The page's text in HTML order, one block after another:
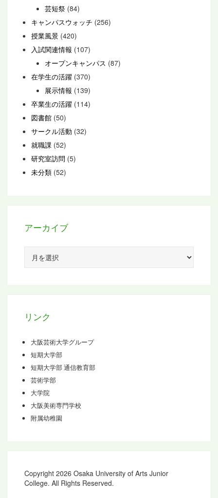
芸短祭 (84)
キャンパスウォッチ (256)
授業風景 (420)
入試関連情報 (107)
オープンキャンパス (87)
在学生の活躍 (370)
展示情報 (139)
卒業生の活躍 (114)
図書館 (50)
サークル活動 (32)
就職課 (52)
研究室訪問 (5)
未分類 (52)
アーカイブ
カ
リンク
大阪芸術大学グループ
短期大学部
短期大学部 通信教育部
芸術学部
大学院
大阪美術専門学校
附属幼稚園
Copyright 2026 Osaka University of Arts Junior
College. All Rights Reserved.